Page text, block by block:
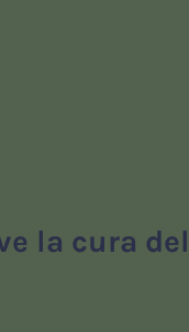
la cura del